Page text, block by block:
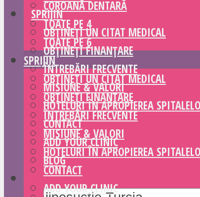
SPRIJIN
OBȚINEȚI UN CITAT MEDICAL
OBȚINEȚI FINANȚARE
ÎNTREBĂRI FRECVENTE
MISIUNE & VALORI
HOTELURI ÎN APROPIEREA
CONTACT
ADD YOUR CLINIC
BLOG
COROANĂ DENTARĂ
TOATE PE 4
TOATE PE 6
SPRIJIN
OBȚINEȚI UN CITAT MEDICAL
OBȚINEȚI FINANȚARE
ÎNTREBĂRI FRECVENTE
MISIUNE & VALORI
HOTELURI ÎN APROPIEREA
CONTACT
ADD YOUR CLINIC